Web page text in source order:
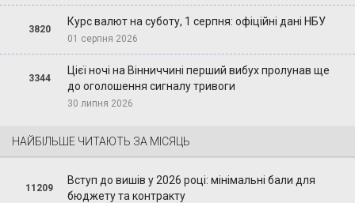
3820
Курс валют на суботу, 1 серпня: офіційні дані НБУ
01 серпня 2026
3344
Цієї ночі на Вінниччині перший вибух пролунав ще
до оголошення сигналу тривоги
30 липня 2026
НАЙБІЛЬШЕ ЧИТАЮТЬ ЗА МІСЯЦЬ
11209
Вступ до вишів у 2026 році: мінімальні бали для
бюджету та контракту